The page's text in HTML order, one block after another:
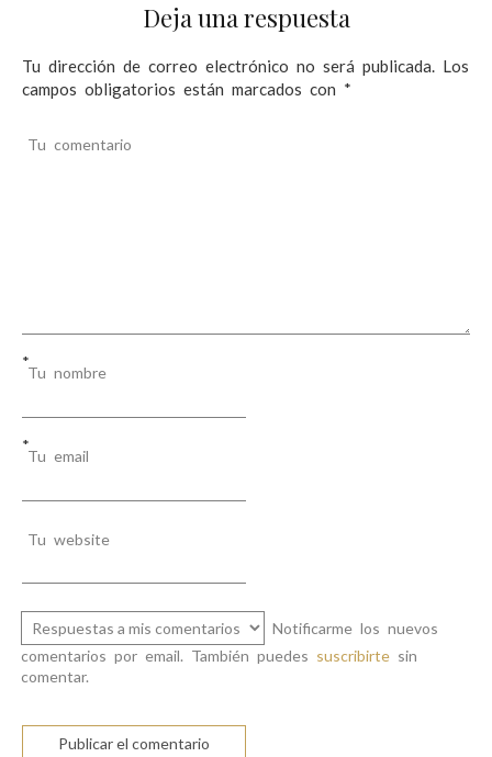
d
e
a
Deja una respuesta
Tu dirección de correo electrónico no será publicada. Los
campos obligatorios están marcados con *
Tu comentario
Tu nombre
*
Tu email
*
Tu website
Notificarme los nuevos
comentarios por email. También puedes suscribirte sin
comentar.